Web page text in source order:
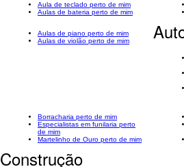
Aula de teclado perto de mim
Aulas de bateria perto de mim
Aulas de piano perto de mim
Aulas de violão perto de mim
Borracharia perto de mim
Especialistas em funilaria perto
de mim
Martelinho de Ouro perto de mim
Construção